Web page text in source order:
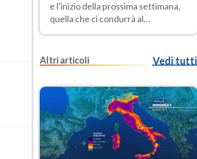
e l'inizio della prossima settimana,
quella che ci condurrà al
Ferragosto, vede ancora
Altri articoli
Vedi tutti